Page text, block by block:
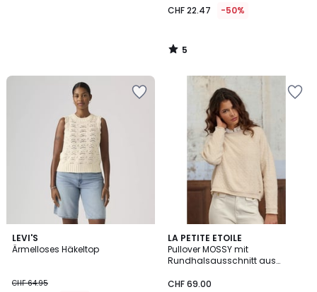
CHF 22.47 -50%
5
/
LEVI'S
Ärmelloses Häkeltop
CHF 64.95
5
/
LA PETITE ETOILE
Pullover MOSSY mit
Rundhalsausschnitt aus
CHF 69.00
2
Farben